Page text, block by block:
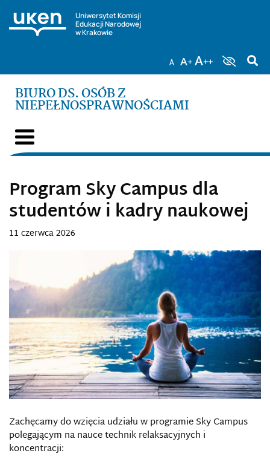
Uniwersytet Komisji
Edukacji Narodowej
w Krakowie
BIURO DS. OSÓB Z
NIEPEŁNOSPRAWNOŚCIAMI
Program Sky Campus dla
studentów i kadry naukowej
11 czerwca 2026
Zachęcamy do wzięcia udziału w programie Sky Campus
polegającym na nauce technik relaksacyjnych i
koncentracji: